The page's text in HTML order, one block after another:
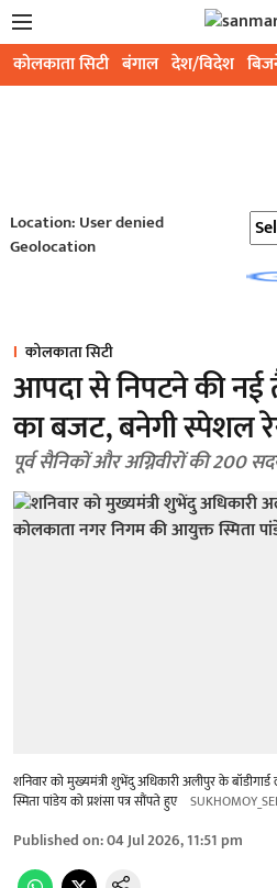
कोलकाता सिटी बंगाल देश/विदेश
Location: User denied
Geolocation
कोलकाता सिटी
आपदा से निपटने की नई
का बजट, बनेगी स्पेशल
पूर्व सैनिकों और अग्निवीरों की 200
शनिवार को मुख्यमंत्री शुभेंदु अधिकारी अलीपुर के
स्मिता पांडेय को प्रशंसा पत्र सौंपते हुए
Published on:04 Jul 2026, 11:51 pm